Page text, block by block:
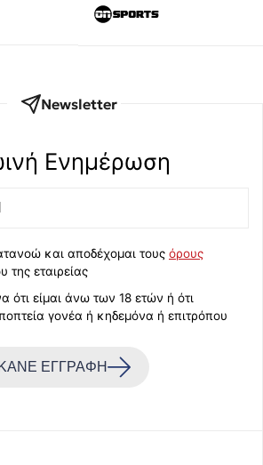
Newsletter
Eνημέρωση
και αποδέχομαι τους όρους
της εταιρείας
είμαι άνω των 18 ετών ή ότι
γονέα ή κηδεμόνα ή επιτρόπου
ΚΑΝΕ ΕΓΓΡΑΦΗ